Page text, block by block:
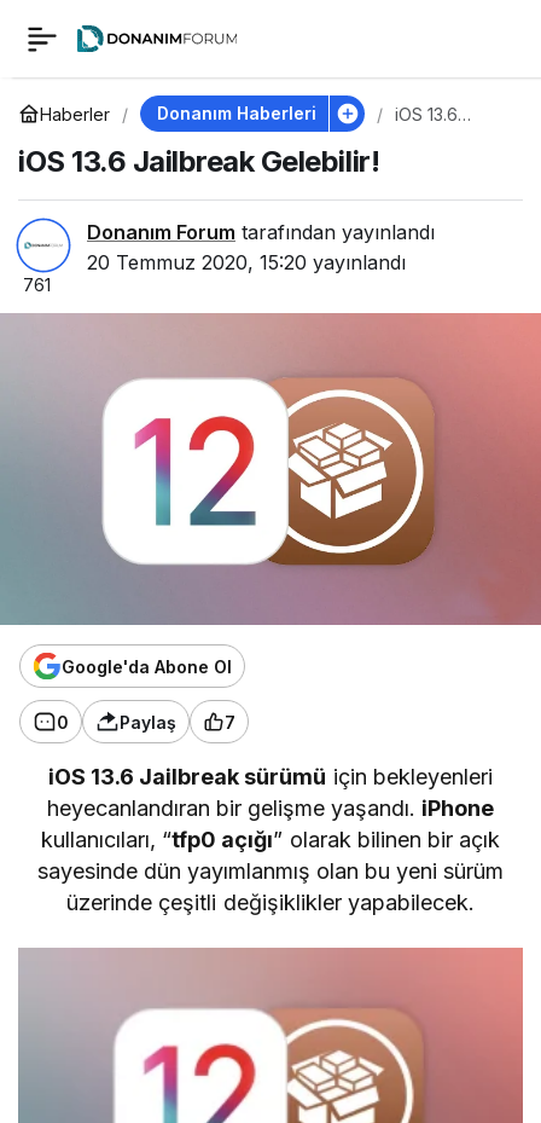
Haberler Donanım Haberleri
iOS 13.6
iOS 13.6 Jailbreak Gelebilir!
Donanım Forum tarafından yayınlandı
20 Temmuz 2020, 15:20 yayınlandı
761
Google'da Abone Ol
0 Paylaş 7
iOS 13.6 Jailbreak sürümü için bekleyenleri
heyecanlandıran bir gelişme yaşandı. iPhone
kullanıcıları, “tfp0 açığı” olarak bilinen bir açık
sayesinde dün yayımlanmış olan bu yeni sürüm
üzerinde çeşitli değişiklikler yapabilecek.
iOS 13.6 Jailbreak
Gelebilir!